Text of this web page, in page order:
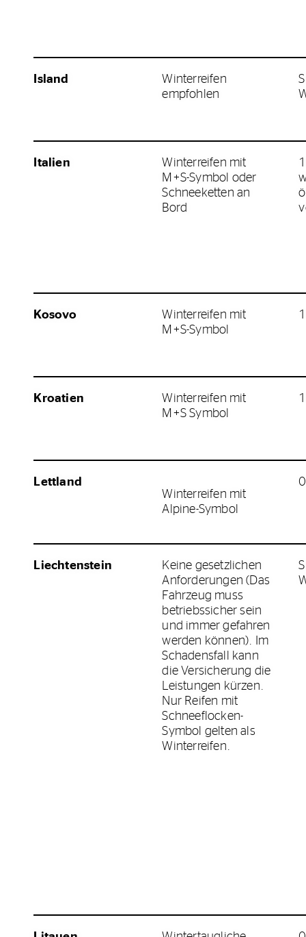
Island
Winterreifen
empfohlen
Italien
Winterreifen mit
M+S-Symbol oder
Schneeketten an
Bord
Kosovo
Winterreifen mit
M+S-Symbol
Kroatien
Winterreifen mit
M+S Symbol
Lettland
Winterreifen mit
Alpine-Symbol
Liechtenstein
Keine gesetzlichen
Anforderungen (Das
Fahrzeug muss
betriebssicher sein
und immer gefahren
werden können). Im
Schadensfall kann
die Versicherung die
Leistungen kürzen.
Nur Reifen mit
Schneeflocken-
Symbol gelten als
Winterreifen.